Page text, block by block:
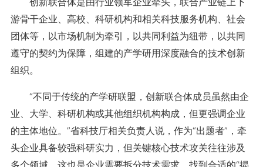
游骨干企业、高校、科研机构和相关科技服务机构、社会
团体等，以市场机制为牵引，以共同利益为纽带，以共同
遵守的契约为保障，组建的产学研用深度融合的技术创新
组织。
“不同于传统的产学研联盟，创新联合体成员虽然由企
业、大学、科研机构或其他组织机构构成，但更强调企业
的主体地位。”省科技厅相关负责人说，作为“出题者”，牵
头企业具备较强科研实力，但关键核心技术攻关往往涉及
多个领域，这也是企业需要拆分技术需求、找到合适的“揭